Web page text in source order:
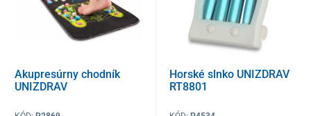
Akupresúrny chodník
UNIZDRAV
Horské slnko UNIZDRAV
RT8801